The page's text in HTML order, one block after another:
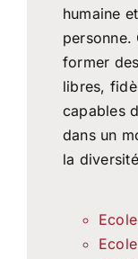
humaine
personne.
former
libres,
capables
dans un
la